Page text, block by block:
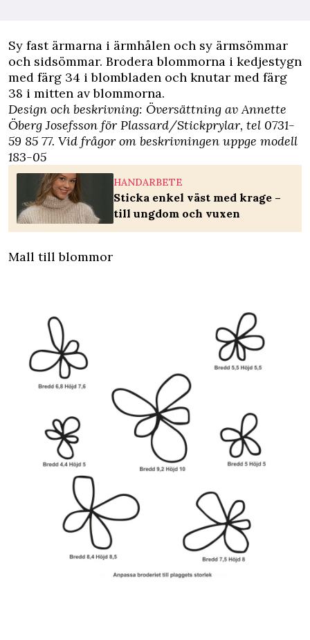
Sy fast ärmarna i ärmhålen och sy ärmsömmar
och sidsömmar. Brodera blommorna i kedjestygn
med färg 34 i blombladen och knutar med färg
38 i mitten av blommorna.
Design och beskrivning: Översättning av Annette
Öberg Josefsson för Plassard/Stickprylar, tel 0731-
59 85 77. Vid frågor om beskrivningen uppge modell
183-05
HANDARBETE
Sticka enkel väst med krage –
till ungdom och vuxen
Mall till blommor